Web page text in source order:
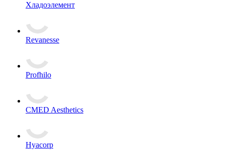
Хладоэлемент
Revanesse
Profhilo
CMED Aesthetics
Hyacorp